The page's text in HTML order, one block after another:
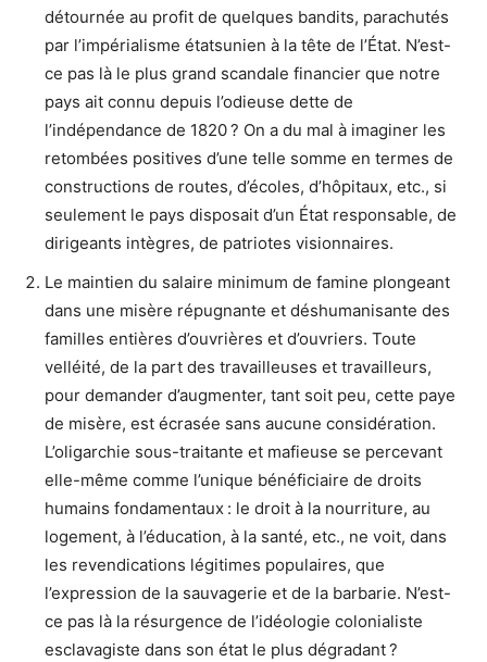
détournée au profit de quelques bandits, parachutés
par l’impérialisme étatsunien à la tête de l’État. N’est-
ce pas là le plus grand scandale financier que notre
pays ait connu depuis l’odieuse dette de
l’indépendance de 1820 ? On a du mal à imaginer les
retombées positives d’une telle somme en termes de
constructions de routes, d’écoles, d’hôpitaux, etc., si
seulement le pays disposait d’un État responsable, de
dirigeants intègres, de patriotes visionnaires.
Le maintien du salaire minimum de famine plongeant
dans une misère répugnante et déshumanisante des
familles entières d’ouvrières et d’ouvriers. Toute
velléité, de la part des travailleuses et travailleurs,
pour demander d’augmenter, tant soit peu, cette paye
de misère, est écrasée sans aucune considération.
L’oligarchie sous-traitante et mafieuse se percevant
elle-même comme l’unique bénéficiaire de droits
humains fondamentaux : le droit à la nourriture, au
logement, à l’éducation, à la santé, etc., ne voit, dans
les revendications légitimes populaires, que
l’expression de la sauvagerie et de la barbarie. N’est-
ce pas là la résurgence de l’idéologie colonialiste
esclavagiste dans son état le plus dégradant ?